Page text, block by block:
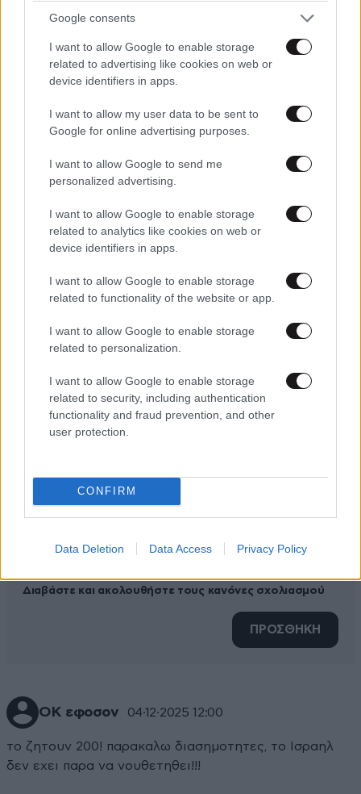
Google consents
I want to allow Google to enable storage
related to advertising like cookies on web or
device identifiers in apps.
I want to allow my user data to be sent to
Google for online advertising purposes.
I want to allow Google to send me
personalized advertising.
I want to allow Google to enable storage
related to analytics like cookies on web or
device identifiers in apps.
I want to allow Google to enable storage
related to functionality of the website or app.
I want to allow Google to enable storage
related to personalization.
I want to allow Google to enable storage
related to security, including authentication
functionality and fraud prevention, and other
user protection.
CONFIRM
Data Deletion Data Access Privacy Policy
ΣΧΌΛΙΑ ΑΝΑΓΝΩΣΤΏΝ
Διαβάστε και ακολουθήστε τους κανόνες σχολιασμού
ΠΡΟΣΘΗΚΗ
ΟΚ εφοσον 04·12·2025 12:00
το ζητουν 200! παρακαλω διασημοτητες, το Ισραηλ
δεν εχει παρα να νουθετηθει!!!